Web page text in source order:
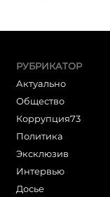
РУБРИКАТОР
Актуально
Общество
Коррупция73
Политика
Эксклюзив
Интервью
Досье